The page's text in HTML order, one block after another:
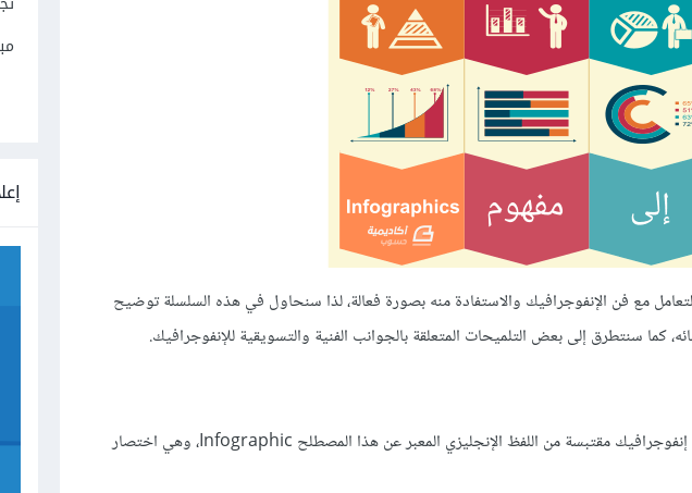
مع فن الإنفوجرافيك والاستفادة منه بصورة فعالة، لذا سنحاول في هذه السلسلة توضيح
كما سنتطرق إلى بعض التلميحات المتعلقة بالجوانب الفنية والتسويقية للإنفوجرافيك.
في البداية دعونا نوضح اللفظ اللغوي لمصطلح الإنفوجرافيك: كلمة إنفوجرافيك مقتبسة من اللفظ الإنجليزي المعبر عن هذا المصطلح Infographic، وهي اختصار